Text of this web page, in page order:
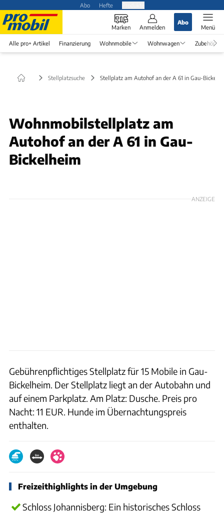
Abo Hefte
Marken Anmelden
Abo
Menü
Alle pro+ Artikel Finanzierung Wohnmobile Wohnwagen Zubehör
Stellplatzsuche Stellplatz am Autohof an der A 61 in Gau-
Wohnmobilstellplatz am
Autohof an der A 61 in Gau-
Bickelheim
ANZEIGE
Gebührenpflichtiges Stellplatz für 15 Mobile in Gau-
Bickelheim. Der Stellplatz liegt an der Autobahn und
auf einem Parkplatz. Am Platz: Dusche. Preis pro
Nacht: 11 EUR. Hunde im Übernachtungspreis
enthalten.
Freizeithighlights in der Umgebung
Schloss Johannisberg: Ein historisches Schloss